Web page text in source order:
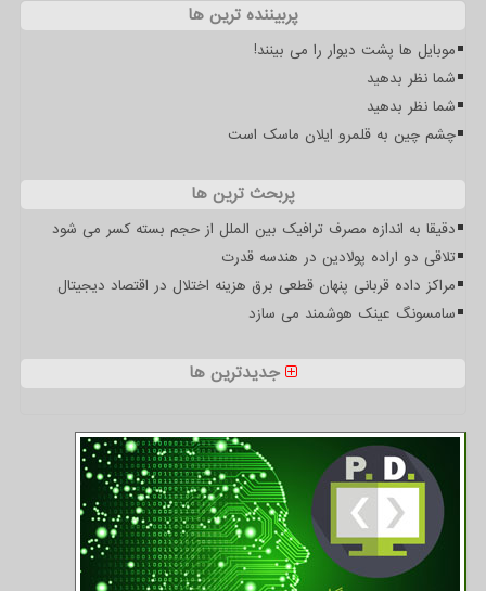
پربیننده ترین ها
موبایل ها پشت دیوار را می بینند!
شما نظر بدهید
شما نظر بدهید
چشم چین به قلمرو ایلان ماسک است
پربحث ترین ها
دقیقا به اندازه مصرف ترافیک بین الملل از حجم بسته کسر می شود
تلاقی دو اراده پولادین در هندسه قدرت
مراکز داده قربانی پنهان قطعی برق هزینه اختلال در اقتصاد دیجیتال
سامسونگ عینک هوشمند می سازد
جدیدترین ها